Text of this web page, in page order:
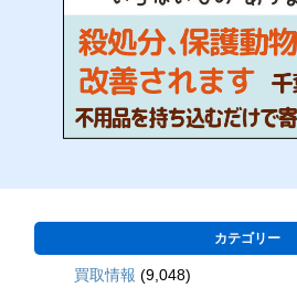
カテゴリー
買取情報 (9,048)